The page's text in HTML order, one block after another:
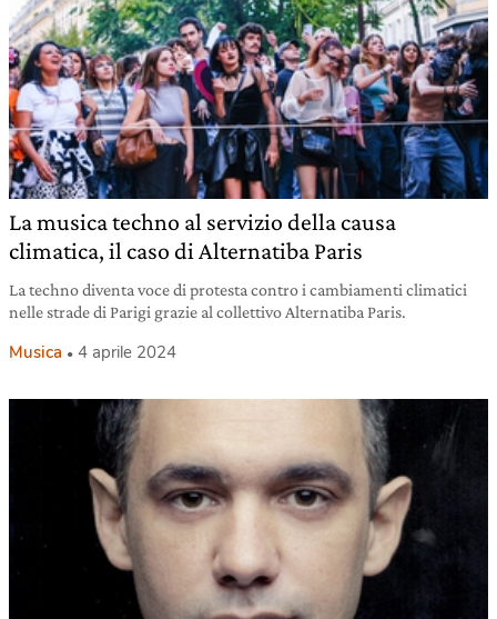
La musica techno al servizio della causa
climatica, il caso di Alternatiba Paris
La techno diventa voce di protesta contro i cambiamenti climatici
nelle strade di Parigi grazie al collettivo Alternatiba Paris.
Musica 4 aprile 2024